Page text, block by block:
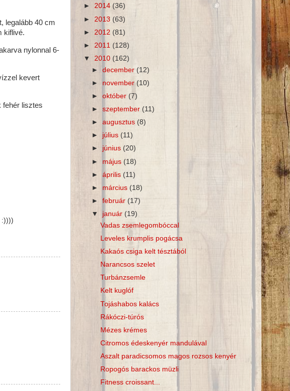
legalább 40 cm
kiflivé.
nylonnal 6-
kevert
fehér lisztes
:))))
► 2014 (36)
► 2013 (63)
► 2012 (81)
► 2011 (128)
▼ 2010 (162)
►december(12)
► november (10)
►október (7)
►szeptember(11)
►augusztus (8)
► július(11)
► június(20)
► május (18)
►április (11)
► március(18)
►február(17)
▼ január (19)
Vadas zsemlegombóccal
Leveles krumplis pogácsa
Kakaós csiga kelt tésztából
Narancsos szelet
Turbánzsemle
Kelt kuglóf
Tojáshabos kalács
Rákóczi-túrós
Mézes krémes
Citromos édeskenyér mandulával
Aszalt paradicsomos magos rozsos kenyér
Ropogós barackos müzli
Fitness croissant...